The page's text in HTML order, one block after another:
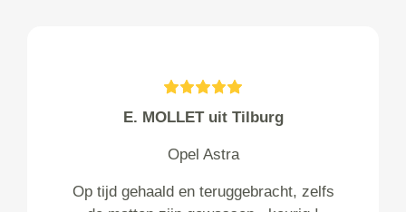
E. MOLLET uit Tilburg
Opel Astra
Op tijd gehaald en teruggebracht, zelfs